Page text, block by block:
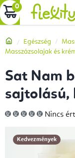
Ugrás
a
tartalomhoz
KOSÁR
Kezdőlap
Egészség
Masszázsolajak és
Sat Nam
sajtolású,
A
termék
5-
ből
0,0
csillag.
Nincs
Kedvezmények